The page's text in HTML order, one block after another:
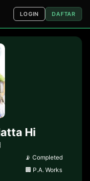
LOGIN DAFTAR
Hi
📡 Completed
🏢 P.A. Works